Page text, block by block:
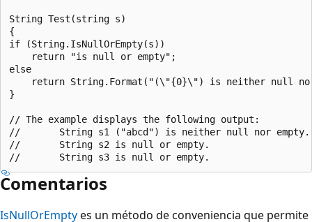
String Test(string s)
{
if (String.IsNullOrEmpty(s))
    return "is null or empty";
else
return String.Format("(\"{0}\") is neither null
}
// The example displays the following output:
//       String s1 ("abcd") is neither null nor empty.
//       String s2 is null or empty.
Comentarios
IsNullOrEmptyes un método de conveniencia que permite